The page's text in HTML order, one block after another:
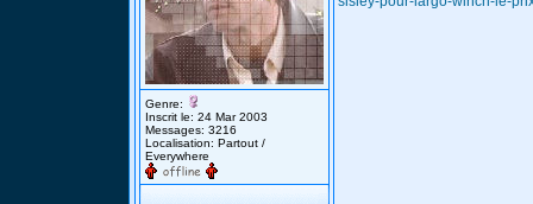
Genre:
Inscrit le: 24 Mar 2003
Messages: 3216
Localisation: Partout /
Everywhere